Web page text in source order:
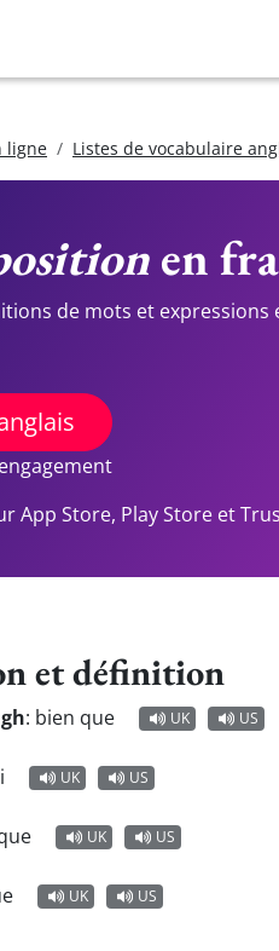
ligne Listes de vocabulaire
en
de mots et expressions
App Store, Play Store et
et définition
: bien que UK US
UK US
UK US
UK US